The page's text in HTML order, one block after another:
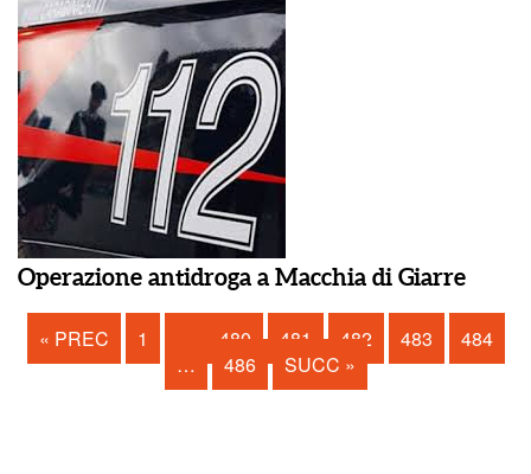
Operazione antidroga a Macchia di Giarre
« PREC 1 480 481 482 483
484
…
486 SUCC »